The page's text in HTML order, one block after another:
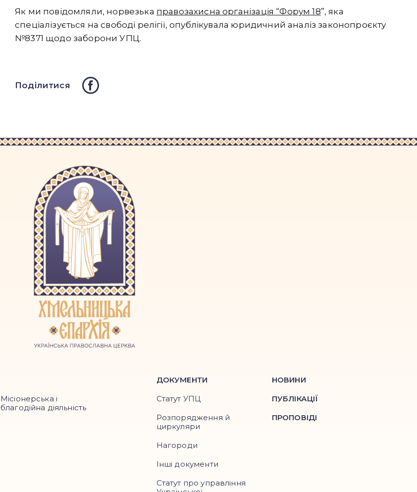
Як ми повідомляли, норвезька правозахисна організація “Форум 18”, яка
спеціалізується на свободі релігії, опублікувала юридичний аналіз законопроєкту
№8371 щодо заборони УПЦ.
Поділитися
Місіонерська і
благодійна діяльність
ДОКУМЕНТИ
Статут УПЦ
Розпорядження й
циркуляри
Нагороди
Інші документи
Статут про управління
НОВИНИ
ПУБЛІКАЦІЇ
ПРОПОВІДІ